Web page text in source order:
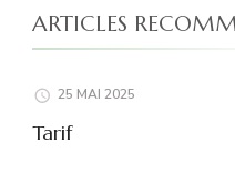
ARTICLES
25 MAI 2025
Tarif